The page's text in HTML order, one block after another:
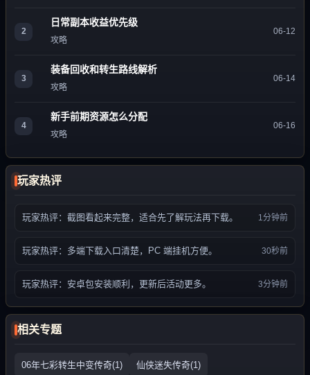
2
日常副本收益优先级
攻略
06-12
3
装备回收和转生路线解析
攻略
06-14
4
新手前期资源怎么分配
攻略
06-16
玩家热评
玩家热评：截图看起来完整，适合先了解玩法再下载。 1分钟前
玩家热评：多端下载入口清楚，PC 端挂机方便。 30秒前
玩家热评：安卓包安装顺利，更新后活动更多。 3分钟前
相关专题
06年七彩转生中变传奇(1) 仙侠迷失传奇(1)